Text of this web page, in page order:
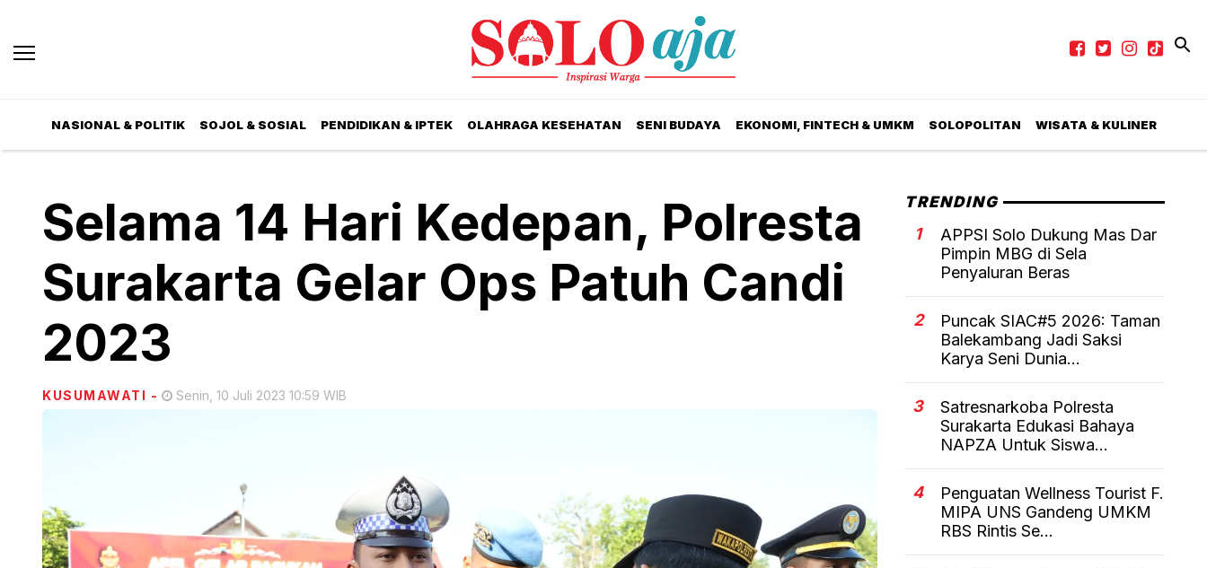
NASIONAL & POLITIK SOJOL & SOSIAL PENDIDIKAN & IPTEK OLAHRAGA KESEHATAN SENI BUDAYA EKONOMI, FINTECH & UMKM SOLOPOLITAN WISATA & KULINER
Selama 14 Hari Kedepan, Polresta
Surakarta Gelar Ops Patuh Candi
2023
KUSUMAWATI - Senin, 10 Juli 2023 10:59 WIB
TRENDING
1
APPSI Solo Dukung Mas Dar
Pimpin MBG di Sela
Penyaluran Beras
2
Puncak SIAC#5 2026: Taman
Balekambang Jadi Saksi
Karya Seni Dunia...
3
Satresnarkoba Polresta
Surakarta Edukasi Bahaya
NAPZA Untuk Siswa...
4
Penguatan Wellness Tourist F.
MIPA UNS Gandeng UMKM
RBS Rintis Se...